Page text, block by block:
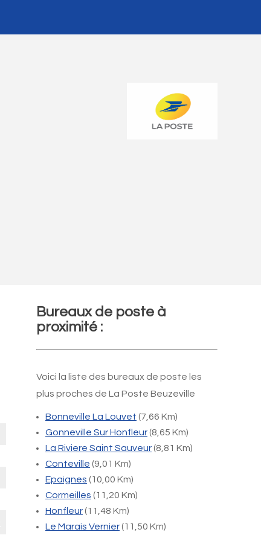
Bureaux de poste à
proximité :
Voici la liste des bureaux de poste les
plus proches de La Poste Beuzeville
Bonneville La Louvet (7,66 Km)
Gonneville Sur Honfleur(8,65 Km)
La Riviere Saint Sauveur(8,81 Km)
Conteville (9,01 Km)
Epaignes (10,00 Km)
Cormeilles (11,20 Km)
Honfleur(11,48 Km)
Le Marais Vernier(11,50 Km)